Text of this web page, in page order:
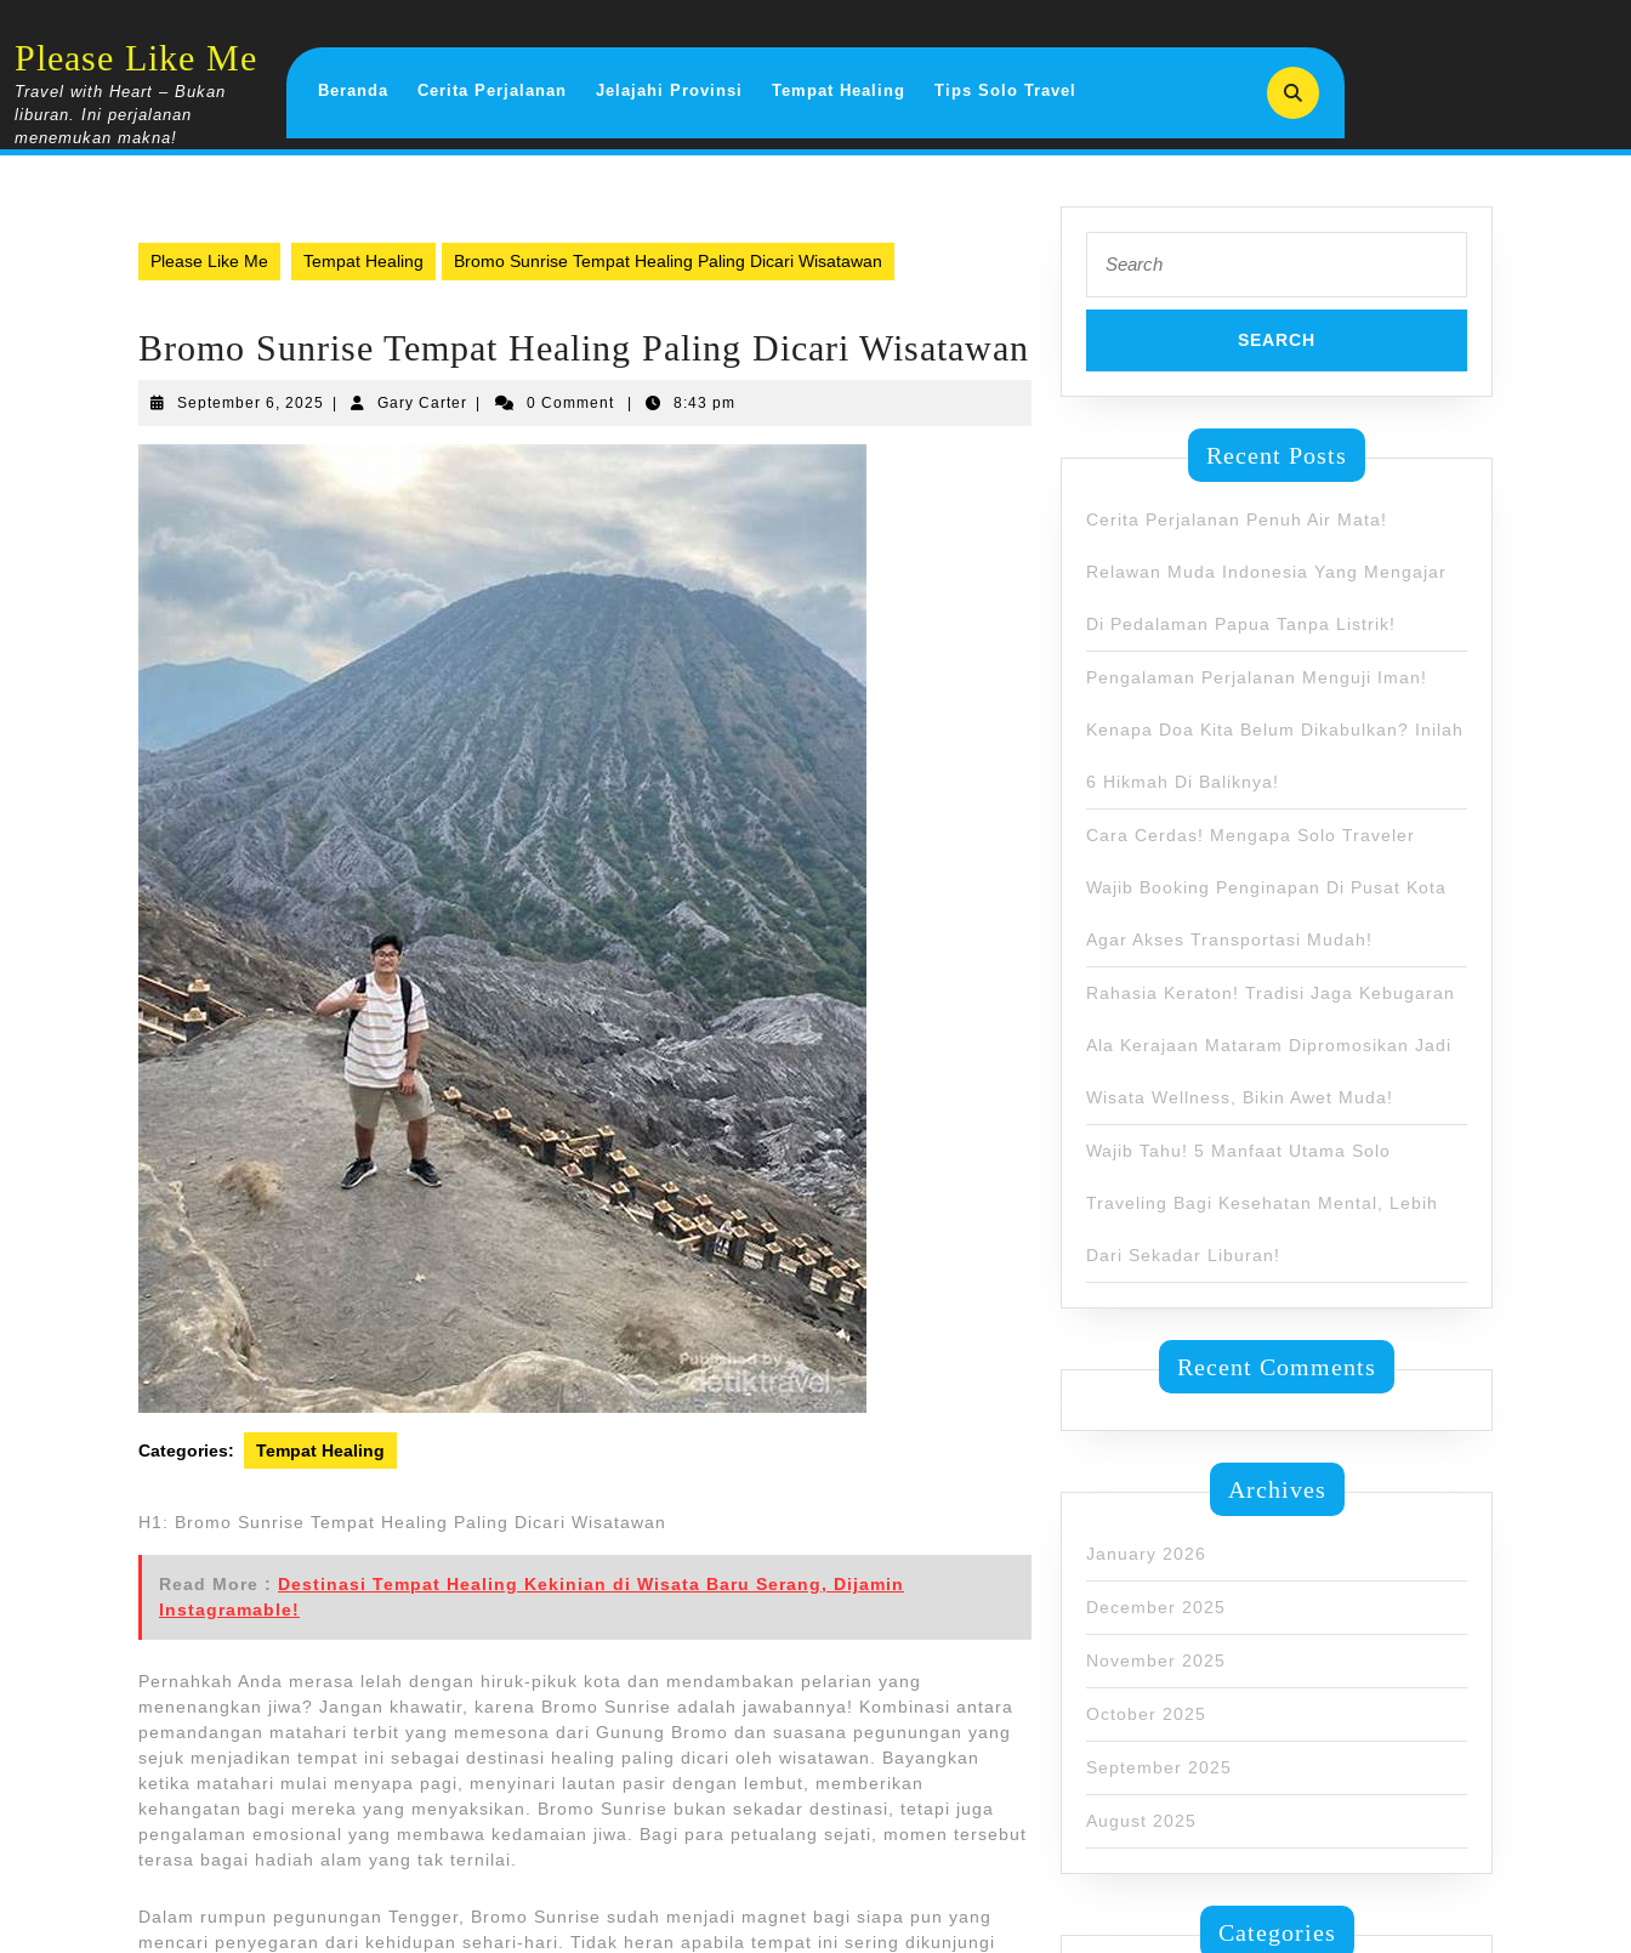
content
Please Like Me
Travel with Heart – Bukan
liburan. Ini perjalanan
menemukan makna!
Beranda Cerita Perjalanan Jelajahi Provinsi Tempat Healing Tips Solo Travel
Please Like Me Tempat Healing Bromo Sunrise Tempat Healing Paling Dicari Wisatawan
Bromo Sunrise Tempat Healing Paling Dicari Wisatawan
September 6, 2025 SeptemberGary Carter Gary
0 Comment 8:43 pm
Categories: Tempat Healing
H1: Bromo Sunrise Tempat Healing Paling Dicari Wisatawan
Read More : Destinasi Tempat Healing Kekinian di Wisata Baru Serang, Dijamin
Instagramable!
Pernahkah Anda merasa lelah dengan hiruk-pikuk kota dan mendambakan pelarian yang
menenangkan jiwa? Jangan khawatir, karena Bromo Sunrise adalah jawabannya! Kombinasi antara
pemandangan matahari terbit yang memesona dari Gunung Bromo dan suasana pegunungan yang
sejuk menjadikan tempat ini sebagai destinasi healing paling dicari oleh wisatawan. Bayangkan
ketika matahari mulai menyapa pagi, menyinari lautan pasir dengan lembut, memberikan
kehangatan bagi mereka yang menyaksikan. Bromo Sunrise bukan sekadar destinasi, tetapi juga
pengalaman emosional yang membawa kedamaian jiwa. Bagi para petualang sejati, momen tersebut
terasa bagai hadiah alam yang tak ternilai.
Dalam rumpun pegunungan Tengger, Bromo Sunrise sudah menjadi magnet bagi siapa pun yang
mencari penyegaran dari kehidupan sehari-hari. Tidak heran apabila tempat ini sering dikunjungi
for:
Recent Posts
Cerita Perjalanan Penuh Air Mata!
Relawan Muda Indonesia Yang Mengajar
Di Pedalaman Papua Tanpa Listrik!
Pengalaman Perjalanan Menguji Iman!
Kenapa Doa Kita Belum Dikabulkan? Inilah
6 Hikmah Di Baliknya!
Cara Cerdas! Mengapa Solo Traveler
Wajib Booking Penginapan Di Pusat Kota
Agar Akses Transportasi Mudah!
Rahasia Keraton! Tradisi Jaga Kebugaran
Ala Kerajaan Mataram Dipromosikan Jadi
Wisata Wellness, Bikin Awet Muda!
Wajib Tahu! 5 Manfaat Utama Solo
Traveling Bagi Kesehatan Mental, Lebih
Dari Sekadar Liburan!
Recent Comments
Archives
January 2026
December 2025
November 2025
October 2025
September 2025
August 2025
Categories